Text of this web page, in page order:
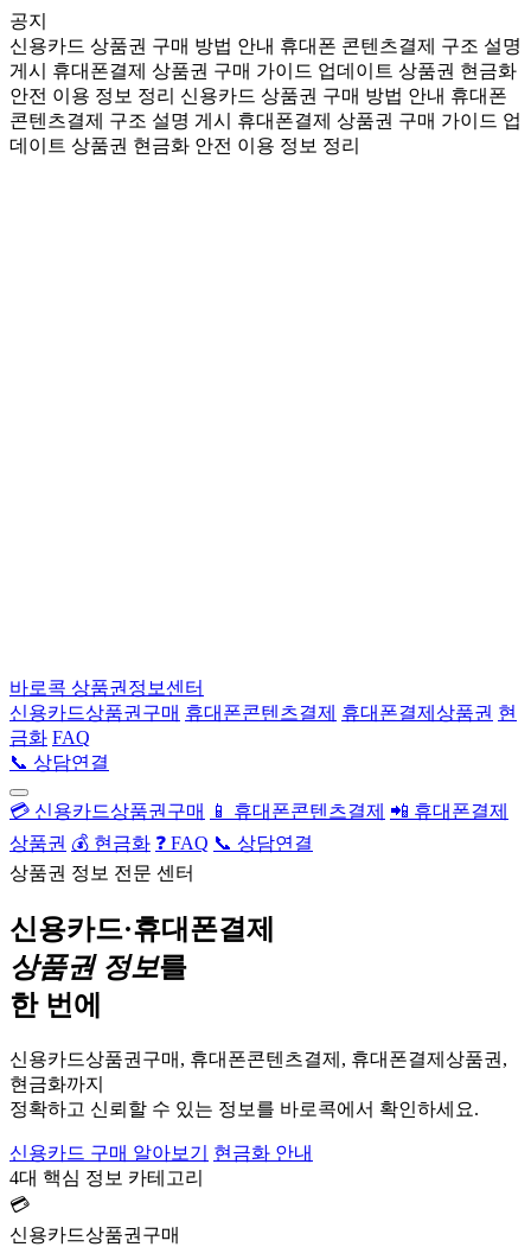
공지
신용카드 상품권 구매 방법 안내 휴대폰 콘텐츠결제 구조 설명
게시
휴대폰결제 상품권 구매 가이드 업데이트 상품권 현금화
안전 이용 정보 정리 신용카드 상품권 구매 방법 안내 휴대폰
콘텐츠결제 구조 설명 게시
휴대폰결제 상품권 구매 가이드 업
데이트 상품권 현금화 안전 이용 정보 정리
바로콕 상품권정보센터
신용카드상품권구매 휴대폰콘텐츠결제 휴대폰결제상품권 현
금화 FAQ
📞 상담연결
💳 신용카드상품권구매 📱 휴대폰콘텐츠결제 📲 휴대폰결제
상품권 💰 현금화 ❓ FAQ 📞 상담연결
상품권 정보 전문 센터
신용카드·휴대폰결제
상품권 정보를
한 번에
신용카드상품권구매, 휴대폰콘텐츠결제, 휴대폰결제상품권,
현금화까지
정확하고 신뢰할 수 있는 정보를 바로콕에서 확인하세요.
신용카드 구매 알아보기
현금화 안내
4대 핵심 정보 카테고리
💳
신용카드상품권구매